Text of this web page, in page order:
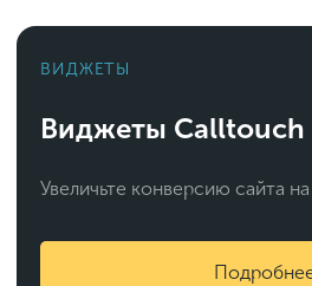
ВИДЖЕТЫ
Виджеты Calltouch
Увеличьте конверсию сайта